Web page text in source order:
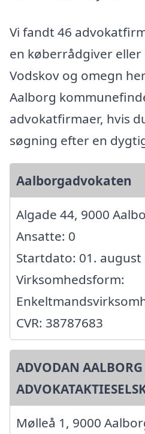
Vi fandt 46
en køberrådgiver
Vodskov og omegn
Aalborg
advokatfirmaer, hvis
søgning efter en
Aalborgadvokaten
Algade 44, 9000
Ansatte: 0
Startdato: 01. august
Virksomhedsform:
CVR: 38787683
ADVODAN AALBORG
Mølleå 1, 9000